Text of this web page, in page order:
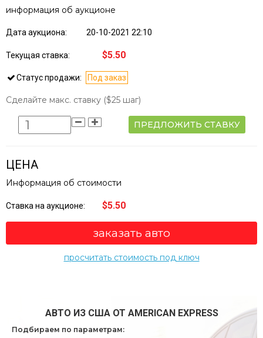
информация об аукционе
Дата аукциона: 20-10-2021 22:10
Текущая ставка: $5.50
Статус продажи: Под заказ
Сделайте макс. ставку ($25 шаг)
ПРЕДЛОЖИТЬ СТАВКУ
ЦЕНА
Информация об стоимости
Ставка на аукционе: $5.50
заказать авто
просчитать стоимость под ключ
АВТО ИЗ США ОТ AMERICAN EXPRESS
Подбираем по параметрам: